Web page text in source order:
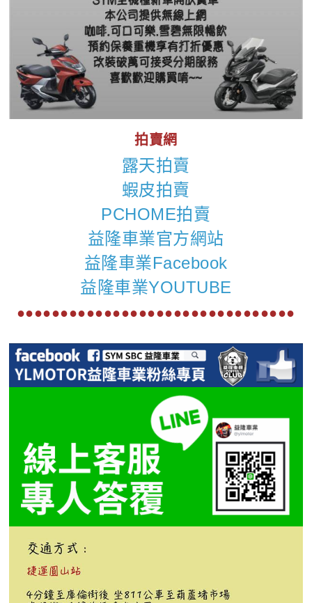
拍賣網
露天拍賣
蝦皮拍賣
PCHOME拍賣
益隆車業官方網站
益隆車業Facebook
益隆車業YOUTUBE
●●●●●●●●●●●●●●●●●●●●●●●●●●●●●●●●